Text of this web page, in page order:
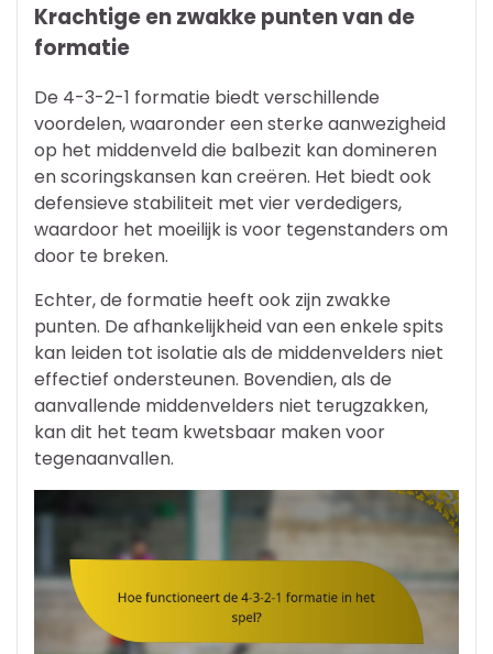
Krachtige en zwakke punten van de
formatie
De 4-3-2-1 formatie biedt verschillende
voordelen, waaronder een sterke aanwezigheid
op het middenveld die balbezit kan domineren
en scoringskansen kan creëren. Het biedt ook
defensieve stabiliteit met vier verdedigers,
waardoor het moeilijk is voor tegenstanders om
door te breken.
Echter, de formatie heeft ook zijn zwakke
punten. De afhankelijkheid van een enkele spits
kan leiden tot isolatie als de middenvelders niet
effectief ondersteunen. Bovendien, als de
aanvallende middenvelders niet terugzakken,
kan dit het team kwetsbaar maken voor
tegenaanvallen.